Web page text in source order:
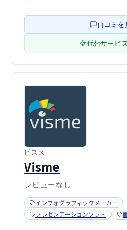
トグラムも利用可能。情報を分
的なインフォグラフィックを簡
口コミを
代替サービ
ビスメ
Visme
レビューなし
インフォグラフィックメーカー
プレゼンテーションソフト